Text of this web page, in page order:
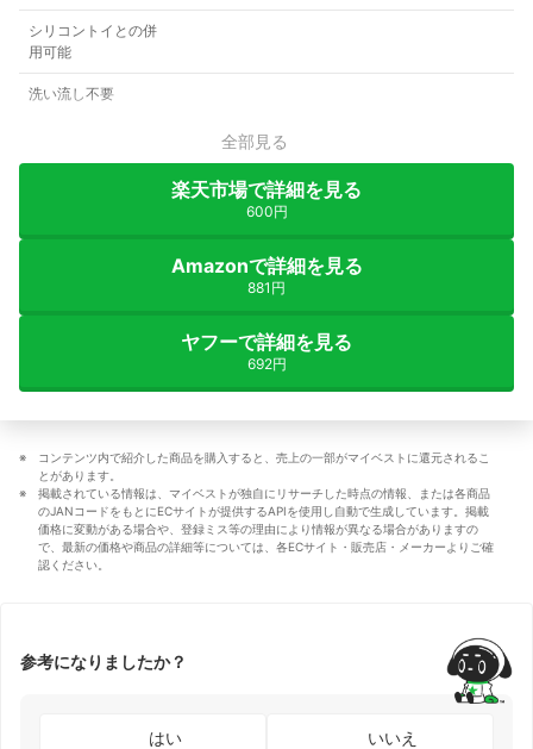
シリコントイとの併
用可能
洗い流し不要
全部見る
楽天市場で詳細を見る
600円
Amazonで詳細を見る
881円
ヤフーで詳細を見る
692円
コンテンツ内で紹介した商品を購入すると、売上の一部がマイベストに還元されるこ
とがあります。
掲載されている情報は、マイベストが独自にリサーチした時点の情報、または各商品
のJANコードをもとにECサイトが提供するAPIを使用し自動で生成しています。掲載
価格に変動がある場合や、登録ミス等の理由により情報が異なる場合がありますの
で、最新の価格や商品の詳細等については、各ECサイト・販売店・メーカーよりご確
認ください。
参考になりましたか？
はい いいえ